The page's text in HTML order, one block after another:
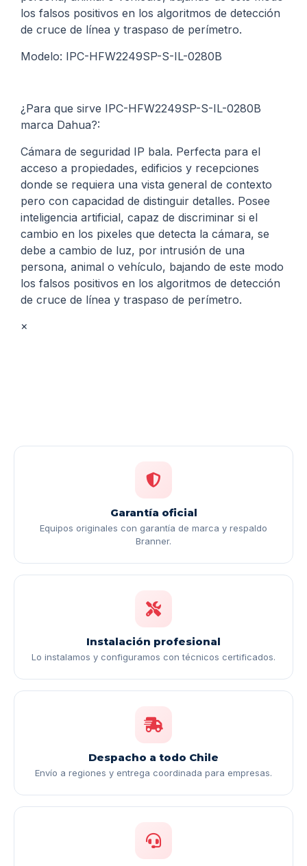
los falsos positivos en los algoritmos de detección
de cruce de línea y traspaso de perímetro.
Modelo: IPC-HFW2249SP-S-IL-0280B
¿Para que sirve IPC-HFW2249SP-S-IL-0280B
marca Dahua?:
Cámara de seguridad IP bala. Perfecta para el
acceso a propiedades, edificios y recepciones
donde se requiera una vista general de contexto
pero con capacidad de distinguir detalles. Posee
inteligencia artificial, capaz de discriminar si el
cambio en los pixeles que detecta la cámara, se
debe a cambio de luz, por intrusión de una
persona, animal o vehículo, bajando de este modo
los falsos positivos en los algoritmos de detección
de cruce de línea y traspaso de perímetro.
×
Garantía oficial
Equipos originales con garantía de marca y respaldo
Branner.
Instalación profesional
Lo instalamos y configuramos con técnicos certificados.
Despacho a todo Chile
Envío a regiones y entrega coordinada para empresas.